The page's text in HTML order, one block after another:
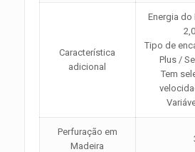
Característica
adicional
Energia
Tipo de
Plus /
Tem
Perfuração em
Madeira